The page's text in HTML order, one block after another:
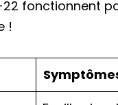
fonctionnent
!